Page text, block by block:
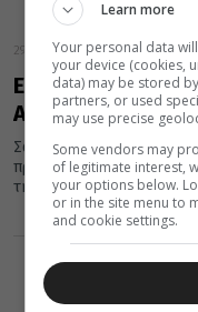
29 Ιανουαρίου 2026
Εκδρομή
Σας ενημερώνουμε ότι,
πραγματοποιηθεί η 2η
την χρονιά...
Learn more
Your personal data
your device (cookies,
data) may be stored
partners, or used
may use precise
Some vendors may
of legitimate interest,
your options below.
or in the site menu to
and cookie settings.